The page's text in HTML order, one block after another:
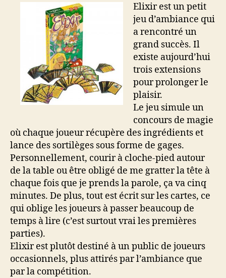
Elixir est un petit
jeu d’ambiance qui
a rencontré un
grand succès. Il
existe aujourd’hui
trois extensions
pour prolonger le
plaisir.
Le jeu simule un
concours de magie
où chaque joueur récupère des ingrédients et
lance des sortilèges sous forme de gages.
Personnellement, courir à cloche-pied autour
de la table ou être obligé de me gratter la tête à
chaque fois que je prends la parole, ça va cinq
minutes. De plus, tout est écrit sur les cartes, ce
qui oblige les joueurs à passer beaucoup de
temps à lire (c’est surtout vrai les premières
parties).
Elixir est plutôt destiné à un public de joueurs
occasionnels, plus attirés par l’ambiance que
par la compétition.